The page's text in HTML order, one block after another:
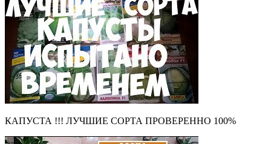
КАПУСТА !!! ЛУЧШИЕ СОРТА ПРОВЕРЕННО 100%